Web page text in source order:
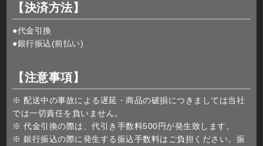
【決済方法】
●代金引換
●銀行振込(前払い)
【注意事項】
※ 配送中の事故による遅延・商品の破損につきましては当社
では一切責任を負いません。
※ 代金引換の際は、代引き手数料500円が発生致します。
※ 銀行振込の際に発生する振込手数料はご負担ください。振